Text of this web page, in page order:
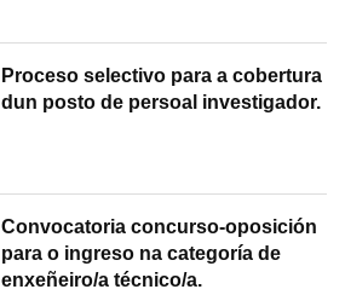
Proceso selectivo para a cobertura
dun posto de persoal investigador.
Convocatoria concurso-oposición
para o ingreso na categoría de
enxeñeiro/a técnico/a.